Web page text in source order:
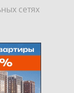
сетях